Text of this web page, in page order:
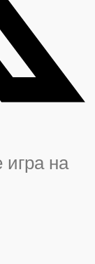
на